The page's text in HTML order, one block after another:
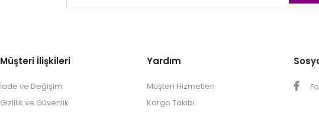
Müşteri İlişkileri
İade ve Değişim
Gizlilik ve Güvenlik
Yardım
Müşteri Hizmetleri
Kargo Takibi